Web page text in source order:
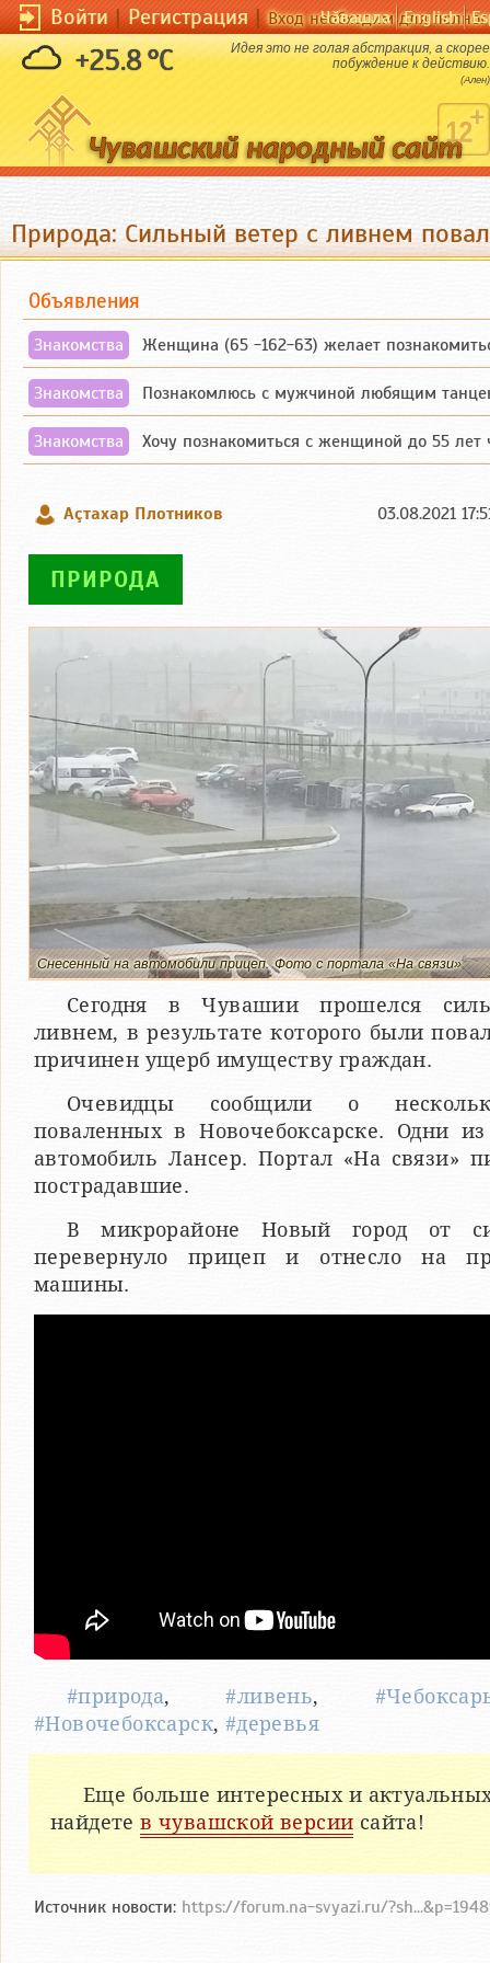
Войти|Регистрация|Вход необходим для
Чӑвашла English
+25.8 °C
Идея это не голая абстракция, а скорее
побуждение к действию.
(Ален)
Природа: Сильный ветер с ливнем
Объявления
Знакомства Женщина (65 -162-63) желает познакомиться с одиноким,
Знакомства Познакомлюсь с мужчиной любящим танцевать и петь на
Знакомства Хочу познакомиться с женщиной до 55 лет чувашской или
Аçтахар Плотников 03.08.2021
ПРИРОДА
Снесенный на автомобили прицеп. Фото с портала «На связи»
Сегодня в Чувашии прошелся
ливнем, в результате которого были
причинен ущерб имуществу граждан.
Очевидцы сообщили о
поваленных в Новочебоксарске. Одни
автомобиль Лансер. Портал «На связи»
пострадавшие.
В микрорайоне Новый город от
перевернуло прицеп и отнесло на
машины.
#природа,#ливень,
#Новочебоксарск, #деревья
Еще больше интересных и
найдетев чувашской версии сайта!
Источник новости: https://forum.na-svyazi.ru/